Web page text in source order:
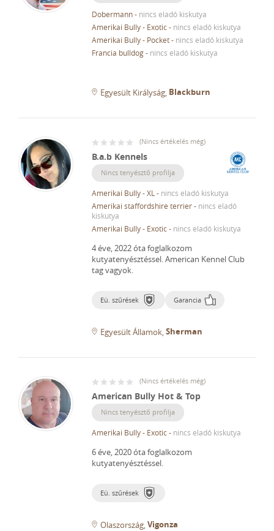
Dobermann- nincs eladó kiskutya
Amerikai Bully - Exotic- nincs eladó kiskutya
Amerikai Bully - Pocket- nincs eladó kiskutya
Francia bulldog- nincs eladó kiskutya
Egyesült Királyság Blackburn
(Nincs értékelés még)
B.a.b Kennels
Nincs tenyésztő profilja
Amerikai Bully - XL - nincs eladó kiskutya
Amerikai staffordshire terrier- nincs eladó
kiskutya
Amerikai Bully - Exotic- nincs eladó kiskutya
4 éve, 2022 óta foglalkozom
kutyatenyésztéssel.American Kennel Club
tag vagyok.
Eü. szűrések Garancia
Egyesült Államok Sherman
(Nincs értékelés még)
American Bully Hot & Top
Nincs tenyésztő profilja
Amerikai Bully - Exotic- nincs eladó kiskutya
6 éve, 2020 óta foglalkozom
kutyatenyésztéssel.
Eü. szűrések
Olaszország Vigonza